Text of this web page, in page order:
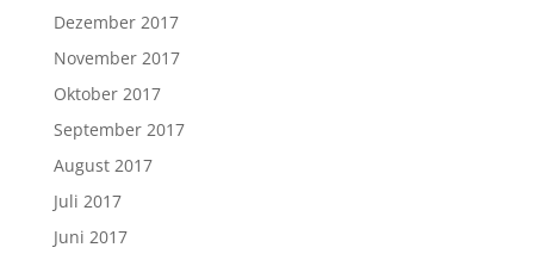
Dezember 2017
November 2017
Oktober 2017
September 2017
August 2017
Juli 2017
Juni 2017